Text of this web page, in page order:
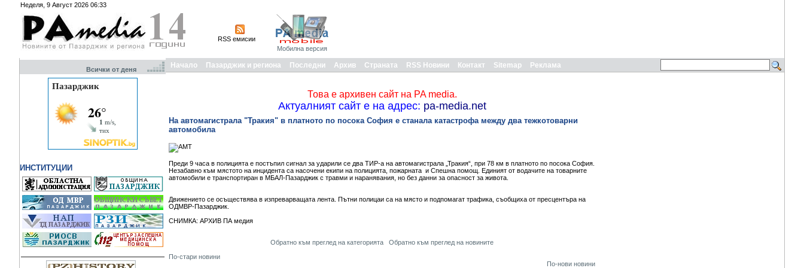
Неделя, 9 Август 2026 06:33
RSS емисии
Мобилна версия
Всички от деня
ИНСТИТУЦИИ
Начало Пазарджик и региона Последни Архив Страната RSS Новини Контакт Sitemap Реклама
Това е архивен сайт на PA media.
Актуалният сайт е на адрес: pa-media.net
На автомагистрала "Тракия" в платното по посока София е станала катастрофа между два тежкотоварни
автомобила
Преди 9 часа в полицията е постъпил сигнал за ударили се два ТИР-а на автомагистрала „Тракия“, при 78 км в платното по посока София.
Незабавно към мястото на инцидента са насочени екипи на полицията, пожарната и Спешна помощ. Единият от водачите на товарните
автомобили е транспортиран в МБАЛ-Пазарджик с травми и наранявания, но без данни за опасност за живота.
Движението се осъществява в изпреварващата лента. Пътни полицаи са на място и подпомагат трафика, съобщиха от пресцентъра на
ОДМВР-Пазарджик.
СНИМКА: АРХИВ ПА медия
Обратно към преглед на категорията
Обратно към преглед на новините
По-стари новини
По-нови новини